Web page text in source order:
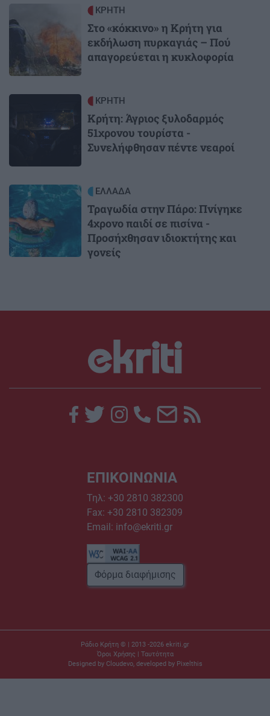
ΚΡΗΤΗ
Στο «κόκκινο» η Κρήτη για
εκδήλωση πυρκαγιάς – Πού
απαγορεύεται η κυκλοφορία
ΚΡΗΤΗ
Κρήτη: Άγριος ξυλοδαρμός
51χρονου τουρίστα -
Συνελήφθησαν πέντε νεαροί
Image ΕΛΛΑΔΑ
Τραγωδία στην Πάρο: Πνίγηκε
4χρονο παιδί σε πισίνα -
Προσήχθησαν ιδιοκτήτης και
γονείς
ΕΠΙΚΟΙΝΩΝΙΑ
Τηλ: +30 2810 382300
Fax: +30 2810 382309
Email: info@ekriti.gr
Φόρμα διαφήμισης
Ράδιο Κρήτη © | 2013 -2026 ekriti.gr
Όροι Χρήσης | Ταυτότητα
Designed by Cloudevo, developed by Pixelthis